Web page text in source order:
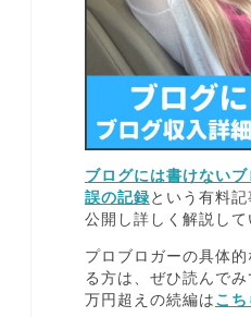
ブログには書けない
誤の記録という有料
公開し詳しく解説して
プロブロガーの具体
る方は、ぜひ読んで
万円超えの続編はこち